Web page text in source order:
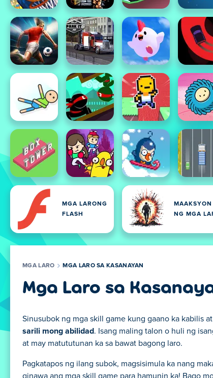
MGA LARONG
FLASH
MAAKSYON
NG MGA
MGA LARO MGA LARO SA KASANAYAN
Mga Laro sa
Sinusubok ng mga skill game kung gaano ka kabilis
sarili mong abilidad. Isang maling talon o huli ng
at may matututunan ka sa bawat bagong laro.
Pagkatapos ng ilang subok, magsisimula ka nang
ginawa ang mga skill game para hamunin ka! Bago